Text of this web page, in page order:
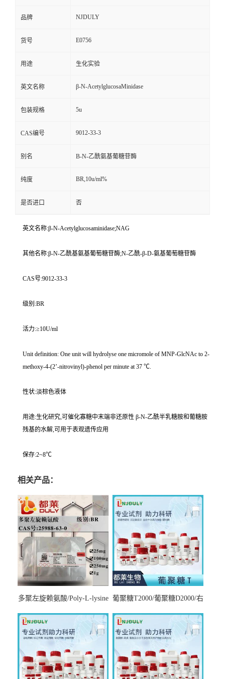
品牌 NJDULY
货号 E0756
用途 生化实验
英文名称 β-N-AcetylglucosaMinidase
包装规格 5u
CAS编号 9012-33-3
别名 Β-N-乙酰氨基葡糖苷酶
纯度 BR,10u/ml%
是否进口 否
英文名称:β-N-Acetylglucosaminidase;NAG
其他名称:β-N-乙酰基氨基葡萄糖苷酶;N-乙酰-β-D-氨基葡萄糖苷酶
CAS号:9012-33-3
级别:BR
活力:≥10U/ml
Unit definition: One unit will hydrolyse one micromole of MNP-GlcNAc to 2-
methoxy-4-(2’-nitrovinyl)-phenol per minute at 37 ℃.
性状:淡棕色液体
用途:生化研究,可催化寡糖中末端非还原性 β-N-乙酰半乳糖胺和葡糖胺
残基的水解,可用于表观遗传应用
保存:2~8℃
相关产品：
多聚左旋赖氨酸/Poly-L-lysine
7000，分子量7000-15000，分
子量2万～4万，分子量3～7
万，分子量7～15万，分子量
15～30万
葡聚糖T2000/葡聚糖D2000/右